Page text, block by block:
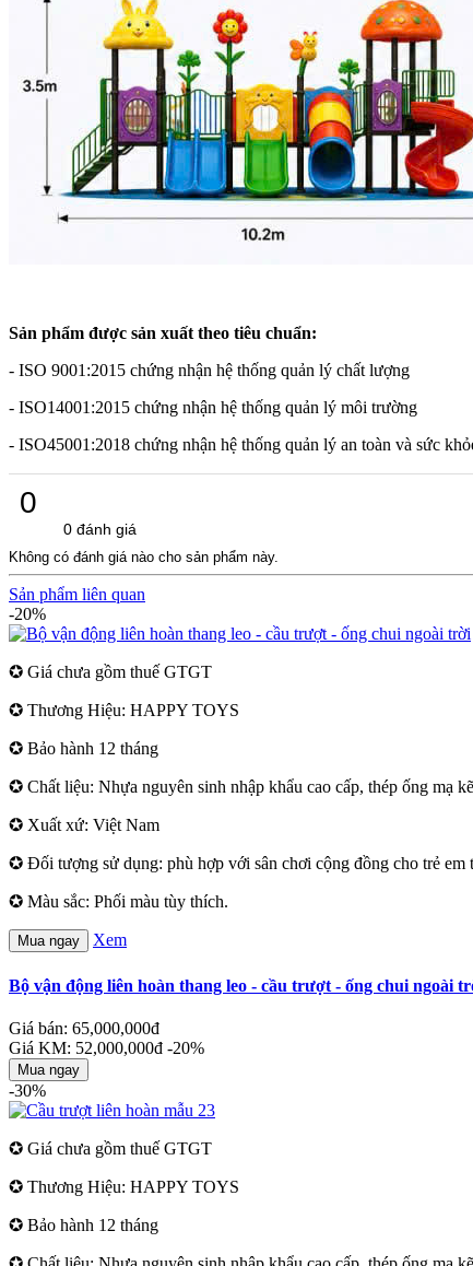
Sản phẩm được sản xuất theo tiêu chuẩn:
- ISO 9001:2015 chứng nhận hệ thống quản lý chất lượng
- ISO14001:2015 chứng nhận hệ thống quản lý môi trường
- ISO45001:2018 chứng nhận hệ thống quản lý an toàn và sức
0
0 đánh giá
Không có đánh giá nào cho sản phẩm này.
Sản phẩm liên quan
-20%
✪ Giá chưa gồm thuế GTGT
✪ Thương Hiệu: HAPPY TOYS
✪ Bảo hành 12 tháng
✪ Chất liệu: Nhựa nguyên sinh nhập khẩu cao cấp, thép ống mạ
✪ Xuất xứ: Việt Nam
✪ Đối tượng sử dụng: phù hợp với sân chơi cộng đồng cho trẻ em
✪ Màu sắc: Phối màu tùy thích.
Mua ngay Xem
Bộ vận động liên hoàn thang leo - cầu trượt - ống chui ngoài
Giá bán: 65,000,000đ
Giá KM: 52,000,000đ -20%
Mua ngay
-30%
✪ Giá chưa gồm thuế GTGT
✪ Thương Hiệu: HAPPY TOYS
✪ Bảo hành 12 tháng